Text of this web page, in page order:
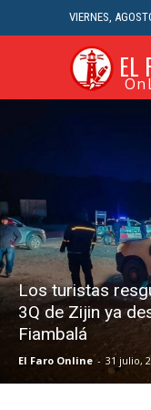
VIERNES,
EL
Los turistas
3Q de Zijin ya
Fiambalá
El Faro Online - 31 julio,